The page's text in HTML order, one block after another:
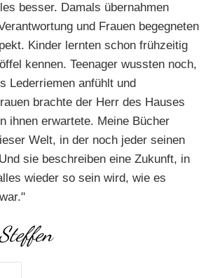
besser. Damals übernahmen
und Frauen begegneten
Kinder lernten schon frühzeitig
kennen. Teenager wussten noch,
Lederriemen anfühlt und
brachte der Herr des Hauses
ihnen erwartete. Meine Bücher
Welt, in der noch jeder seinen
sie beschreiben eine Zukunft, in
wieder so sein wird, wie es